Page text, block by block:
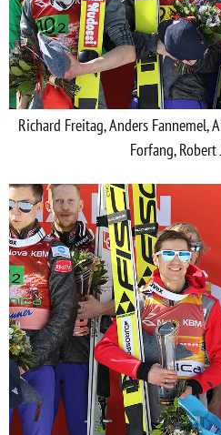
Richard Freitag, Anders Fannemel,
Forfang, Robert